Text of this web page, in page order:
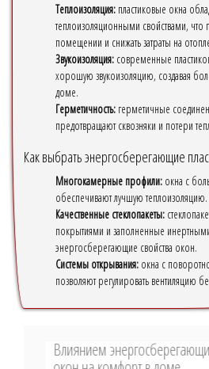
Теплоизоляция: пластиковые окна
теплоизоляционными свойствами, что
помещении и снижать затраты на
Звукоизоляция: современные
хорошую звукоизоляцию, создавая
доме.
Герметичность: герметичные
предотвращают сквозняки и потери
Как выбрать энергосберегающие
Многокамерные профили: окна с
обеспечивают лучшую теплоизоляцию.
Качественные стеклопакеты:
покрытиями и заполненные
энергосберегающие свойства окон.
Системы открывания: окна с
позволяют регулировать вентиляцию
Влиянием